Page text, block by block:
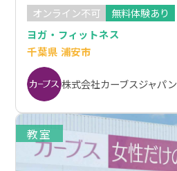
オンライン不可
無料体験あり
ヨガ・フィットネス
千葉県 浦安市
株式会社カーブスジャパン
教室